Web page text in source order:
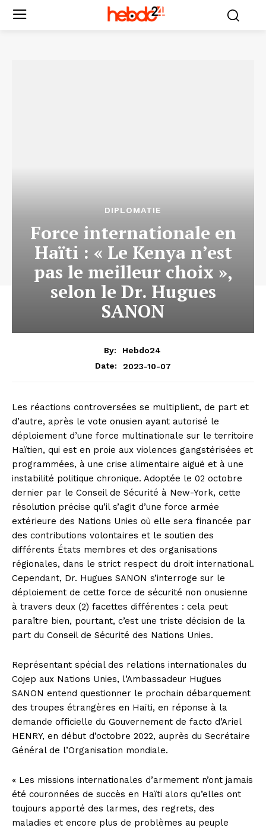
DIPLOMATIE
Force internationale en
Haïti : « Le Kenya n’est
pas le meilleur choix »,
selon le Dr. Hugues
SANON
By:
Hebdo24
Date:
2023-10-07
Les réactions controversées se multiplient, de part et
d’autre, après le vote onusien ayant autorisé le
déploiement d’une force multinationale sur le territoire
Haïtien, qui est en proie aux violences gangstérisées et
programmées, à une crise alimentaire aiguë et à une
instabilité politique chronique. Adoptée le 02 octobre
dernier par le Conseil de Sécurité à New-York, cette
résolution précise qu’il s’agit d’une force armée
extérieure des Nations Unies où elle sera financée par
des contributions volontaires et le soutien des
différents États membres et des organisations
régionales, dans le strict respect du droit international.
Cependant, Dr. Hugues SANON s’interroge sur le
déploiement de cette force de sécurité non onusienne
à travers deux (2) facettes différentes : cela peut
paraître bien, pourtant, c’est une triste décision de la
part du Conseil de Sécurité des Nations Unies.
Représentant spécial des relations internationales du
Cojep aux Nations Unies, l’Ambassadeur Hugues
SANON entend questionner le prochain débarquement
des troupes étrangères en Haïti, en réponse à la
demande officielle du Gouvernement de facto d’Ariel
HENRY, en début d’octobre 2022, auprès du Secrétaire
Général de l’Organisation mondiale.
« Les missions internationales d’armement n’ont jamais
été couronnées de succès en Haïti alors qu’elles ont
toujours apporté des larmes, des regrets, des
maladies et encore plus de problèmes au peuple